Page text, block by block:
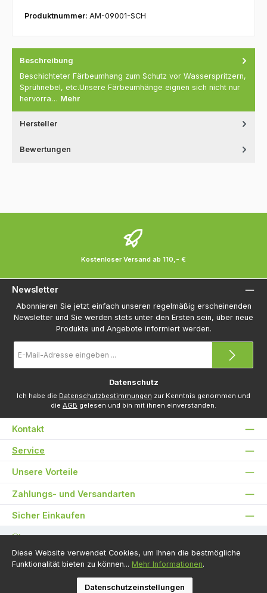
Produktnummer: AM-09001-SCH
Beschreibung
Beschichteter Färbeumhang zum Schutz vor Wasserspritzern,
Sprühnebel, etc.Unsere Färbeumhänge eignen sich nicht nur
hervorra… Mehr
Hersteller
Bewertungen
Kostenloser Versand ab 110,- €
Newsletter
Abonnieren Sie jetzt einfach unseren regelmäßig erscheinenden
Newsletter und Sie werden stets unter den Ersten sein, über neue
Produkte und Angebote informiert werden.
Mail-
Adresse
Datenschutz
Ich habe die Datenschutzbestimmungen zur Kenntnis genommen und
die AGB gelesen und bin mit ihnen einverstanden.
Kontakt
Service
Unsere Vorteile
Zahlungs- und Versandarten
Sicher Einkaufen
Über uns
Unsere Communities
Diese Website verwendet Cookies, um Ihnen die bestmögliche
Funktionalität bieten zu können... Mehr Informationen.
Datenschutzeinstellungen